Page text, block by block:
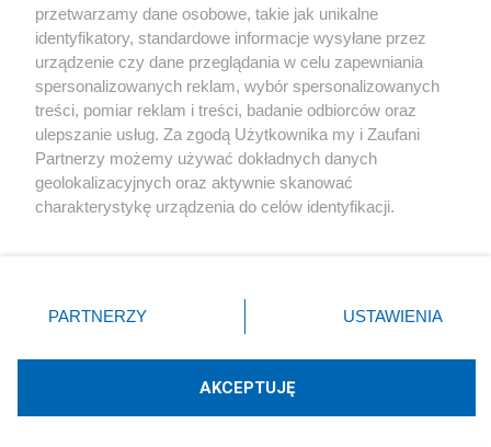
Kultura
X Facebook Instagram Youtube
Technologię dostarcza:W3media.pl
przetwarzamy dane osobowe, takie jak unikalne
identyfikatory, standardowe informacje wysyłane przez
urządzenie czy dane przeglądania w celu zapewniania
spersonalizowanych reklam, wybór spersonalizowanych
treści, pomiar reklam i treści, badanie odbiorców oraz
ulepszanie usług. Za zgodą Użytkownika my i Zaufani
Partnerzy możemy używać dokładnych danych
geolokalizacyjnych oraz aktywnie skanować
charakterystykę urządzenia do celów identyfikacji.
zmienić/wycofać klikając przycisk ustawień prywatności
znajdujący się w lewym dolnym rogu strony
rodzaje przetwarzania danych nie wymagają zgody
użytkownika, ale masz prawo sprzeciwić się takiemu
PARTNERZY USTAWIENIA
AKCEPTUJĘ